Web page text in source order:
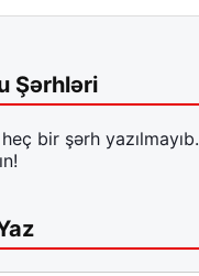
Şərhləri
bir şərh